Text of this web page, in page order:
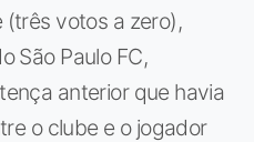
votos a zero),
São Paulo FC,
anterior que havia
o clube e o jogador